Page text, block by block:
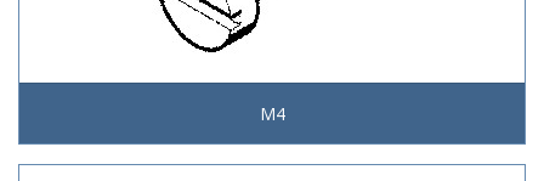
M4